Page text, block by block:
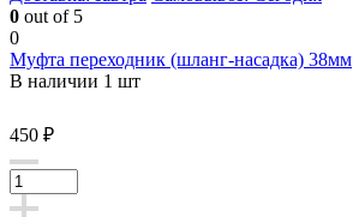
0 out of 5
0
Муфта переходник (шланг-насадка) 38мм
В наличии 1 шт
450 ₽